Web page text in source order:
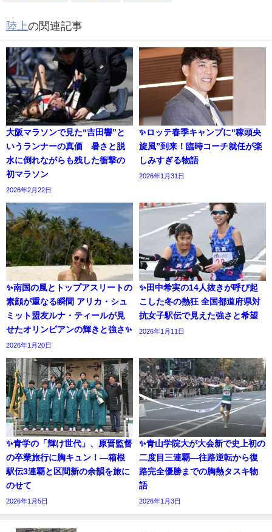
陸上の関連記事
大阪マラソンで見た“吉田響”と
いうランナーの真価 暑さと脱
水に倒れながらも残した衝撃の
初マラソン
2026年2月22日
✨ロッテ春季キャンプに“稼頭央
旋風”到来！臨時コーチ就任が楽
しみすぎる物語
2026年1月31日
✨南国の風とトップアスリートの
素顔が重なる瞬間 アリカ・シュ
ミット盟友ルナ・ティールが見
せたオリンピアンの輝きと強さ✨
2026年1月20日
✨田中希実の14人抜きが呼び起
こした冬の熱狂 全国都道府県対
抗女子駅伝で見えた強さと希望
2026年1月11日
✨青学の「輝け世代」、原晋監督
の卒業旅行に胸キュン！—箱根
駅伝3連覇と区間新の余韻を旅に
のせて
2026年1月5日
✨青山学院大が大会新で史上初の
二度目三連覇—往路逆転から復
路完全優勝までの胸熱タスキ物
語
2026年1月3日